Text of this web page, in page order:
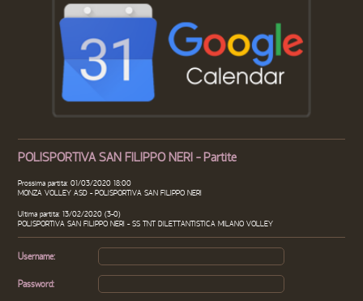
POLISPORTIVA SAN FILIPPO NERI - Partite
Prossima partita: 01/03/2020 18:00
MONZA VOLLEY ASD - POLISPORTIVA SAN FILIPPO NERI
Ultima partita: 13/02/2020 (3-0)
POLISPORTIVA SAN FILIPPO NERI - SS TNT DILETTANTISTICA MILANO VOLLEY
Username:
Password: